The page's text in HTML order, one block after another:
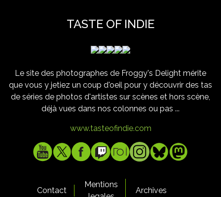
TASTE OF INDIE
Le site des photographes de Froggy's Delight mérite
que vous y jetiez un coup d'oeil pour y découvrir des tas
de séries de photos d'artistes sur scènes et hors scène,
déjà vues dans nos colonnes ou pas ...
www.tasteofindie.com
Contact
Mentions
Archives